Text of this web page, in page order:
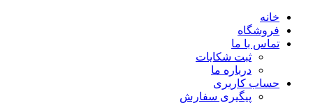
خانه
فروشگاه
تماس با ما
ثبت شکایات
درباره ما
حساب کاربری
پیگیری سفارش